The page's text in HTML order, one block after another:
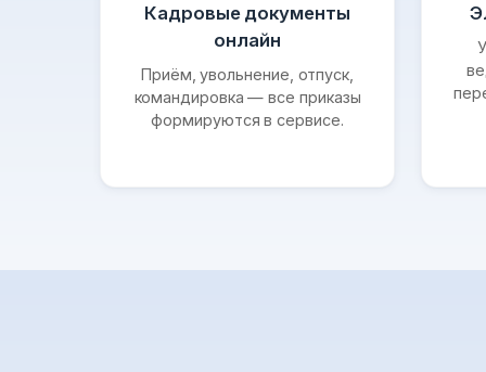
Кадровые документы
онлайн
Приём, увольнение, отпуск,
командировка — все приказы
формируются в сервисе.